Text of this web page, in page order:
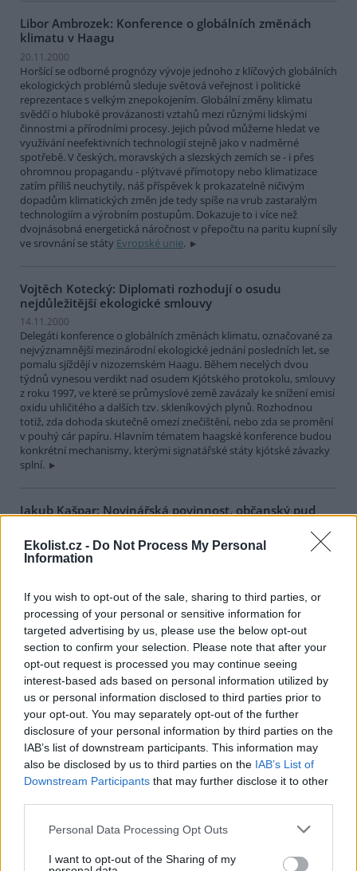
Ekolist.cz - Do Not Process My Personal
Information
If you wish to opt-out of the sale, sharing to third parties, or
processing of your personal or sensitive information for
targeted advertising by us, please use the below opt-out
section to confirm your selection. Please note that after your
opt-out request is processed you may continue seeing
interest-based ads based on personal information utilized by
us or personal information disclosed to third parties prior to
your opt-out. You may separately opt-out of the further
disclosure of your personal information by third parties on the
IAB’s list of downstream participants. This information may
also be disclosed by us to third parties on the IAB’s List of
Downstream Participants that may further disclose it to other
Personal Data Processing Opt Outs
I want to opt-out of the Sharing of my
Libor Ambrozek: Konference o globálních změnách
klimatu v Haagu
20.11.2000
Horšící se odborné prognózy vývoje jednoho z klíčových globálních
ekologických problémů sleduje světová veřejnost i politické
reprezentace s velkým znepokojením. Globální změny klimatu
svědčí o hluboké provázanosti vztahů mezi různými lidskými
činnostmi a přírodními procesy. Jejich původ můžeme hledat ve
využívání neefektivních technologií stejně jako v nadměrné
spotřebě. V českých, moravských a slezských zemích se - i přes
ohromnou propagandu - plýtvavé přímotopy nebo klimatizace
zatím příliš neuchytily, náš příspěvek k prokazatelně ničivým
dopadům klimatických změn jde tedy spíše na vrub zastaralým
technologiím a výrobním postupům. Dokazuje to i více než
dvojnásobná energetická náročnost v přepočtu na paritu kupní síly
ve srovnání se státy Evropské unie.
Vojtěch Kotecký: Diplomati rozhodují o osudu
nejdůležitější ekologické smlouvy
14.11.2000
Delegáti konference o globálních změnách klimatu, označované za
nejvýznamnější mezinárodní ekologické jednání posledních let, se
pomalu sjíždějí v nizozemském Haagu. Během necelých dvou
týdnů vynesou verdikt nad osudem Kjótského protokolu, smlouvy
z roku 1997, ve které se průmyslové země zavázaly ke snížení emisí
oxidu uhličitého a dalších tzv. skleníkových plynů. Rozhodnou
totiž, zda dohoda skutečně omezí znečištění, nebo zda se promění
v pouhý cár papíru. Hlavním tématem haagské konference budou
konkrétní mechanismy, kterými signatářské státy kjótské závazky
splní.
Jakub Kašpar: Novinářská povinnost, občanský pud
12.10.2000
Nebývale silná vlna národní soudržnosti, loajality k establishmentu
týdnech po protiglobalizačních demonstracích v úterý 26. září. Kdo
si dovolil pochybovat o hrdinství a bezchybnosti hochů od policie,
stal se bezmála zrádcem a "přisluhovačem komunistů" (zvlášť
kouzelné a vynalézavé v tomto ohledu byly příspěvky čtenářů
Neviditelného Psači diskusního fóra na stránkách INPEG
). Není
pochyb o tom, že intenzita úterních pouličních demonstrací,
zejména "bitvy pod Vyšehradem", překvapila mnohé, ne-li většinu,
z nás. To, co se kolem onoho úterního poledne v Lumírově,
Krokově či Slavojově ulici dělo, Praha asi opravdu dosud nezažila.
Bylo to něco, co jsme takřka všichni dosud znali jen z televizních
zpráv.
Jana Konopová: Klauniáda v národním parku
11.10.2000
Na vrcholu Trojmezné při hranicích s Rakouskem v nadmořské
výšce nad 1300 m.n.m., v jediné dosud relativně zachovalé pralesní
chráněných rostlin a živočichů, nechala Správa
Národního parku